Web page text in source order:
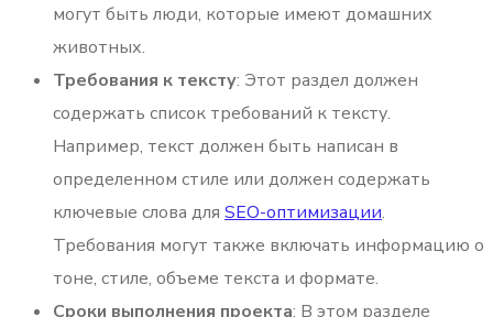
могут быть люди, которые имеют домашних
животных.
Требования к тексту: Этот раздел должен
содержать список требований к тексту.
Например, текст должен быть написан в
определенном стиле или должен содержать
ключевые слова для SEO-оптимизации.
Требования могут также включать информацию о
тоне, стиле, объеме текста и формате.
Сроки выполнения проекта: В этом разделе